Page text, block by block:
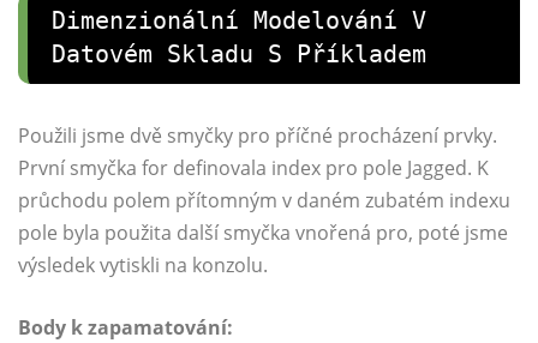
Dimenzionální Modelování V
Datovém Skladu S Příkladem
Použili jsme dvě smyčky pro příčné procházení prvky.
První smyčka for definovala index pro pole Jagged. K
průchodu polem přítomným v daném zubatém indexu
pole byla použita další smyčka vnořená pro, poté jsme
výsledek vytiskli na konzolu.
Body k zapamatování: